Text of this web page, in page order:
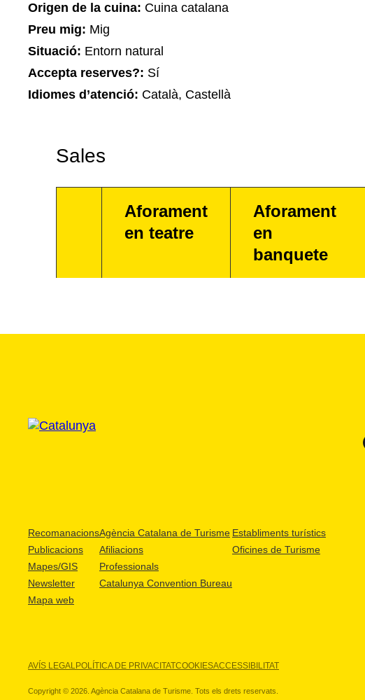
Origen de la cuina: Cuina catalana
Preu mig: Mig
Situació: Entorn natural
Accepta reserves?: Sí
Idiomes d’atenció: Català, Castellà
Sales
Aforament
en teatre
Aforament
en
banquete
Recomanacions
Publicacions
Mapes/GIS
Newsletter
Mapa web
Agència Catalana de Turisme
Afiliacions
Professionals
Catalunya Convention Bureau
Establiments turístics
Oficines de Turisme
AVÍS LEGALPOLÍTICA DE PRIVACITATCOOKIESACCESSIBILITAT
Copyright © 2026. Agència Catalana de Turisme. Tots els drets reservats.